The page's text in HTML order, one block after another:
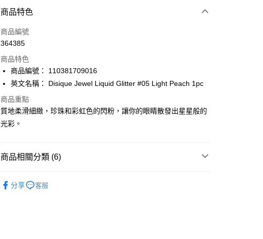
付款方式
信用卡
AlipayHK
PayMe
WeChat Pay
BoC Pay
送貨方式
每筆HK$65.00，滿HK$300.00或以上免運費
商品特色
商品編號
364385
商品特色
商品編號： 110381709016
英文名稱： Disique Jewel Liquid Glitter #05 Light Peach 1pc
商品重點
質地柔滑細緻，珍珠和彩虹色的閃粉，讓你的眼睛散發出星星般的
光彩。
商品相關分類 (6)
分享 客服